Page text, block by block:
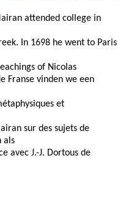
attended college in
In 1698 he went to Paris
of Nicolas
Franse vinden we een
et
sur des sujets de
als
avec J.-J. Dortous de